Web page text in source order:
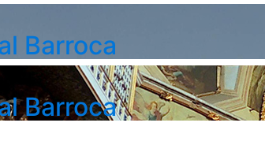
Barroca
Barroca